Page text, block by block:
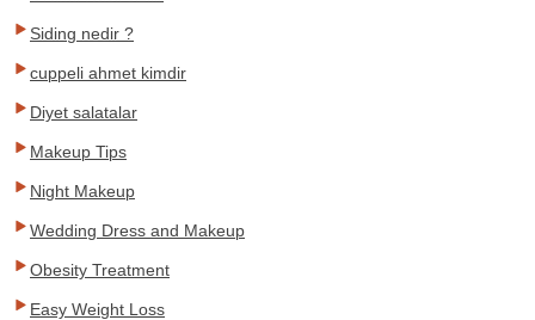
Siding nedir ?
cuppeli ahmet kimdir
Diyet salatalar
Makeup Tips
Night Makeup
Wedding Dress and Makeup
Obesity Treatment
Easy Weight Loss